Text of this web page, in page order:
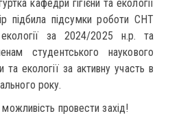
кафедри гігієни та екології
підбила підсумки роботи СНТ
за 2024/2025 н.р. та
студентського наукового
та екології за активну участь в
року.
провести захід!